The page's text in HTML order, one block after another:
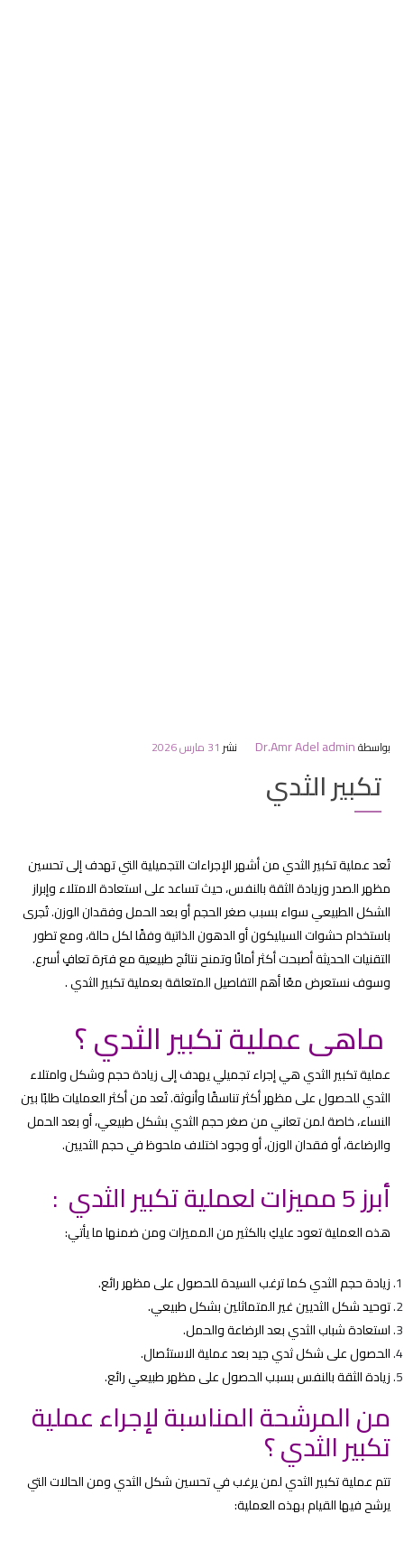
بواسطةDr.Amr Adel admin نشر 31 مارس 2026
تكبير الثدي
تُعد عملية تكبير الثدي من أشهر الإجراءات التجميلية التي تهدف إلى تحسين
مظهر الصدر وزيادة الثقة بالنفس، حيث تساعد على استعادة الامتلاء وإبراز
الشكل الطبيعي سواء بسبب صغر الحجم أو بعد الحمل وفقدان الوزن. تُجرى
باستخدام حشوات السيليكون أو الدهون الذاتية وفقًا لكل حالة، ومع تطور
التقنيات الحديثة أصبحت أكثر أمانًا وتمنح نتائج طبيعية مع فترة تعافٍ أسرع.
وسوف نستعرض معًا أهم التفاصيل المتعلقة بعملية تكبير الثدي .
ماهى عملية تكبير الثدي ؟
عملية تكبير الثدي هي إجراء تجميلي يهدف إلى زيادة حجم وشكل وامتلاء
الثدي للحصول على مظهر أكثر تناسقًا وأنوثة. تُعد من أكثر العمليات طلبًا بين
النساء، خاصة لمن تعاني من صغر حجم الثدي بشكل طبيعي، أو بعد الحمل
والرضاعة، أو فقدان الوزن، أو وجود اختلاف ملحوظ في حجم الثديين.
أبرز 5 مميزات لعملية تكبير الثدي :
هذه العملية تعود عليكِ بالكثير من المميزات ومن ضمنها ما يأتي:
زيادة حجم الثدي كما ترغب السيدة للحصول على مظهر رائع.
توحيد شكل الثديين غير المتماثلين بشكل طبيعي.
استعادة شباب الثدي بعد الرضاعة والحمل.
الحصول على شكل ثدي جيد بعد عملية الاستئصال.
زيادة الثقة بالنفس بسبب الحصول على مظهر طبيعي رائع.
من المرشحة المناسبة لإجراء عملية
تكبير الثدي ؟
تتم عملية تكبير الثدي لمن يرغب في تحسين شكل الثدي ومن الحالات التي
يرشح فيها القيام بهذه العملية: